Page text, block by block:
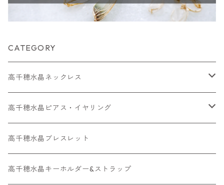
CATEGORY
高千穂水晶ネックレス
メッキネックレス
高千穂水晶レアストーン
金属アレルギー対応ネックレス
高千穂水晶ピアス・イヤリング
高千穂水晶イヤリング
金属アレルギー対応ピアス・ イヤリング
高千穂水晶ブレスレット
高千穂水晶キーホルダー&ストラップ